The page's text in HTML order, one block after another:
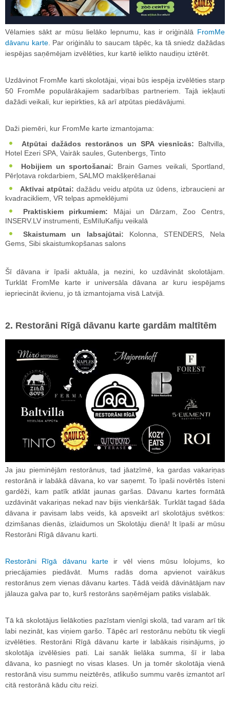
Vēlamies sākt ar mūsu lielāko lepnumu, kas ir oriģinālā FromMe
dāvanu karte. Par oriģinālu to saucam tāpēc, ka tā sniedz dažādas
iespējas saņēmējam izvēlēties, kur kartē ielikto naudiņu iztērēt.
Uzdāvinot FromMe karti skolotājai, viņai būs iespēja izvēlēties starp
50 FromMe populārākajiem sadarbības partneriem. Tajā iekļauti
dažādi veikali, kur iepirkties, kā arī atpūtas piedāvājumi.
Daži piemēri, kur FromMe karte izmantojama:
Atpūtai dažādos restorānos un SPA viesnīcās: Baltvilla,
Hotel Ezeri SPA, Vairāk saules, Gutenbergs, Tinto
Hobijiem un sportošanai: Brain Games veikali, Sportland,
Pērļotava rokdarbiem, SALMO makšķerēšanai
Aktīvai atpūtai: dažādu veidu atpūta uz ūdens, izbraucieni ar
kvadracikliem, VR telpas apmeklējumi
Praktiskiem pirkumiem: Mājai un Dārzam, Zoo Centrs,
INSERV.LV instrumenti, EsMīluKafiju veikalā
Skaistumam un labsajūtai: Kolonna, STENDERS, Nela
Gems, Sibi skaistumkopšanas salons
Šī dāvana ir īpaši aktuāla, ja nezini, ko uzdāvināt skolotājam.
Turklāt FromMe karte ir universāla dāvana ar kuru iespējams
iepriecināt ikvienu, jo tā izmantojama visā Latvijā.
2. Restorāni Rīgā dāvanu karte gardām maltītēm
Ja jau pieminējām restorānus, tad jāatzīmē, ka gardas vakariņas
restorānā ir labākā dāvana, ko var saņemt. To īpaši novērtēs īsteni
gardēži, kam patīk atklāt jaunas garšas. Dāvanu kartes formātā
uzdāvināt vakariņas nekad nav bijis vienkāršāk. Turklāt tagad šāda
dāvana ir pavisam labs veids, kā apsveikt arī skolotājus svētkos:
dzimšanas dienās, izlaidumos un Skolotāju dienā! It īpaši ar mūsu
Restorāni Rīgā dāvanu karti.
Restorāni Rīgā dāvanu karte ir vēl viens mūsu lolojums, ko
priecājamies piedāvāt. Mums radās doma apvienot vairākus
restorānus zem vienas dāvanu kartes. Tādā veidā dāvinātājam nav
jālauza galva par to, kurš restorāns saņēmējam patiks vislabāk.
Tā kā skolotājus lielākoties pazīstam vienīgi skolā, tad varam arī tik
labi nezināt, kas viņiem garšo. Tāpēc arī restorānu nebūtu tik viegli
izvēlēties. Restorāni Rīgā dāvanu karte ir labākais risinājums, jo
skolotāja izvēlēsies pati. Lai sanāk lielāka summa, šī ir laba
dāvana, ko pasniegt no visas klases. Un ja tomēr skolotāja vienā
restorānā visu summu neiztērēs, atlikušo summu varēs izmantot arī
citā restorānā kādu citu reizi.